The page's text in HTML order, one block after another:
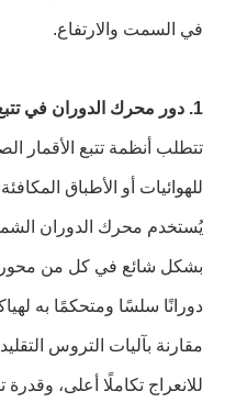
في السمت والارتفاع.
1. دور محرك الدوران في تتبع الأقمار الصناعية
تتطلب أنظمة تتبع الأقمار
للهوائيات أو الأطباق
يُستخدم محرك الدوران
بشكل شائع في كل من محوري
دورانًا سلسًا ومتحكمًا به
مقارنة بآليات التروس
للانعراج تكاملًا أعلى،